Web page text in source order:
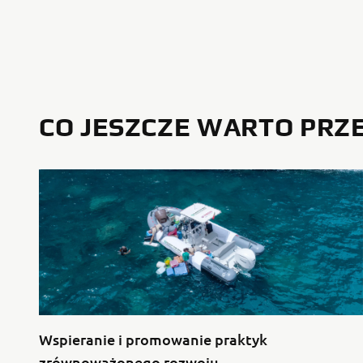
CO JESZCZE WARTO
Wspieranie i promowanie praktyk